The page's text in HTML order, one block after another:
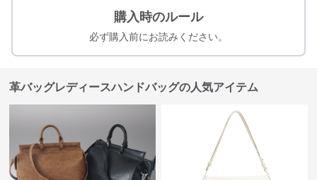
購入時のルール
必ず購入前にお読みください。
革バッグレディースハンドバッグの人気アイテム